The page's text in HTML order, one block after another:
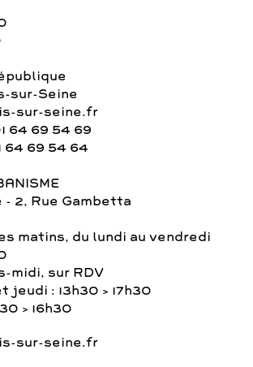
sur-Seine
sur-seine.fr
64 69 54 69
64 69 54 64
- 2, Rue Gambetta
matins, du lundi au vendredi
midi, sur RDV
jeudi : 13h30 > 17h30
> 16h30
sur-seine.fr